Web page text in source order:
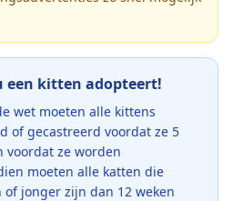
een kitten adopteert!
wet moeten alle kittens
of gecastreerd voordat ze 5
voordat ze worden
moeten alle katten die
jonger zijn dan 12 weken